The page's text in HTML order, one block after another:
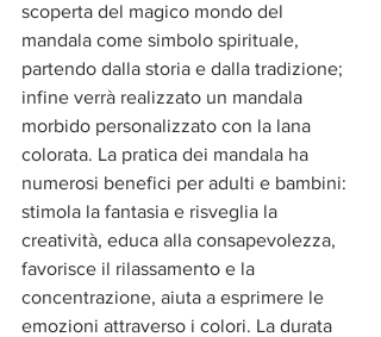
scoperta del magico mondo del
mandala come simbolo spirituale,
partendo dalla storia e dalla tradizione;
infine verrà realizzato un mandala
morbido personalizzato con la lana
colorata. La pratica dei mandala ha
numerosi benefici per adulti e bambini:
stimola la fantasia e risveglia la
creatività, educa alla consapevolezza,
favorisce il rilassamento e la
concentrazione, aiuta a esprimere le
emozioni attraverso i colori. La durata